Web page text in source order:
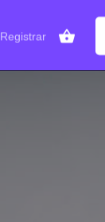
Registrar